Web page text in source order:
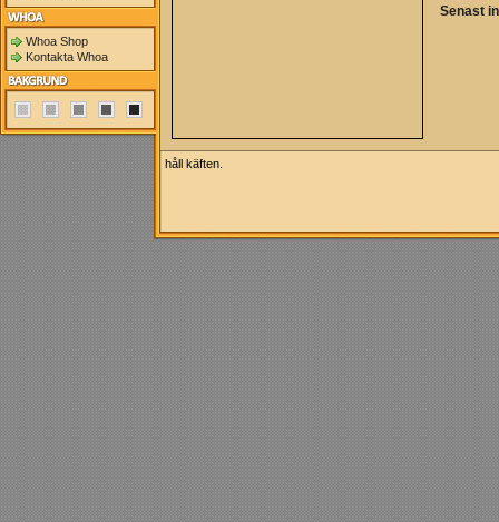
Whoa Shop
Kontakta Whoa
Senast
håll käften.